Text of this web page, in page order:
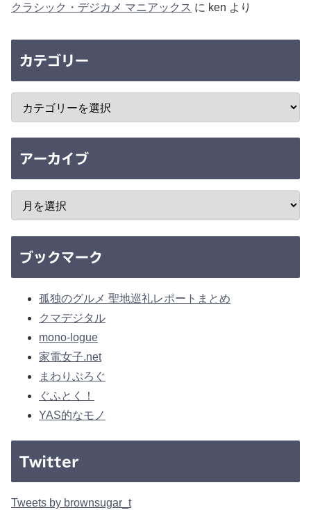
クラシック・デジカメ マニアックス に ken より
カテゴリー
アーカイブ
ブックマーク
孤独のグルメ 聖地巡礼レポートまとめ
クマデジタル
mono-logue
家電女子.net
まわりぶろぐ
ぐふとく！
YAS的なモノ
Twitter
Tweets by brownsugar_t